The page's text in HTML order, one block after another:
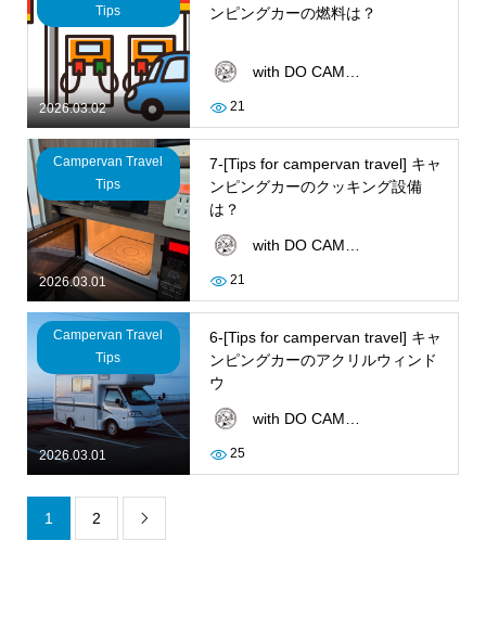
2026.03.02
Tips
ンピングカーの燃料は？
21
2026.03.01
Campervan Travel
Tips
7-[Tips for campervan travel] キャ
ンピングカーのクッキング設備
は？
21
2026.03.01
Campervan Travel
Tips
6-[Tips for campervan travel] キャ
ンピングカーのアクリルウィンド
ウ
25
1 2 